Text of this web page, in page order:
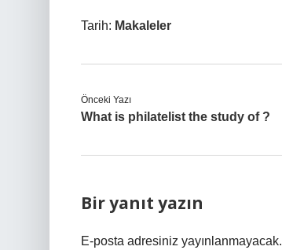
Tarih: Makaleler
Önceki Yazı
What is philatelist the study of ?
Bir yanıt yazın
E-posta adresiniz yayınlanmayacak.